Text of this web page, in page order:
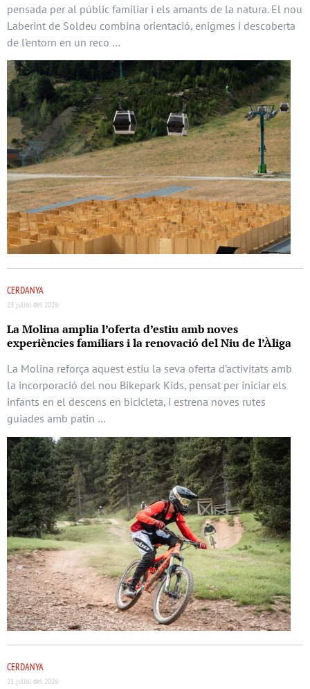
pensada per al públic familiar i els amants de la natura. El nou
Laberint de Soldeu combina orientació, enigmes i descoberta
de l’entorn en un reco …
CERDANYA
23 juliol del 2026
La Molina amplia l’oferta d’estiu amb noves
experiències familiars i la renovació del Niu de l’Àliga
La Molina reforça aquest estiu la seva oferta d’activitats amb
la incorporació del nou Bikepark Kids, pensat per iniciar els
infants en el descens en bicicleta, i estrena noves rutes
guiades amb patin …
CERDANYA
21 juliol del 2026